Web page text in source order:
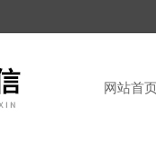
网站首